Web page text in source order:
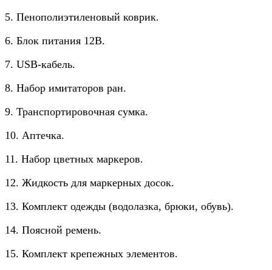
5. Пенополиэтиленовый коврик.
6. Блок питания 12В.
7. USB-кабель.
8. Набор имитаторов ран.
9. Транспортировочная сумка.
10. Аптечка.
11. Набор цветных маркеров.
12. Жидкость для маркерных досок.
13. Комплект одежды (водолазка, брюки, обувь).
14. Поясной ремень.
15. Комплект крепежных элементов.